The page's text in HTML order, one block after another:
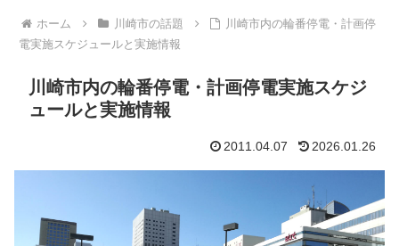
ホーム 川崎市の話題
川崎市内の輪番停電・計画停
電実施スケジュールと実施情報
川崎市内の輪番停電・計画停電実施スケジ
ュールと実施情報
2011.04.07 2026.01.26